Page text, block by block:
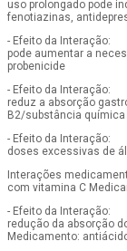
uso prolongado pode
fenotiazinas,
- Efeito da Interação:
pode aumentar a
probenicide
- Efeito da Interação:
reduz a absorção
B2/substância química
- Efeito da Interação:
doses excessivas de
Interações
com vitamina C
- Efeito da Interação:
redução da absorção
Medicamento: